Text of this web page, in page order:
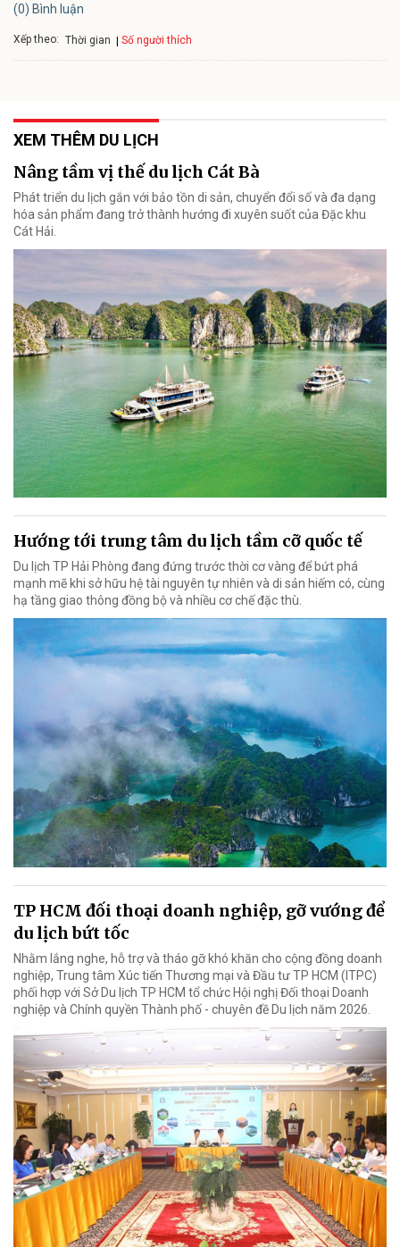
(0) Bình luận
Xếp theo: Thời gian Số người thích
XEM THÊM DU LỊCH
Nâng tầm vị thế du lịch Cát Bà
Phát triển du lịch gắn với bảo tồn di sản, chuyển đổi số và đa dạng
hóa sản phẩm đang trở thành hướng đi xuyên suốt của Đặc khu
Cát Hải.
Hướng tới trung tâm du lịch tầm cỡ quốc tế
Du lịch TP Hải Phòng đang đứng trước thời cơ vàng để bứt phá
mạnh mẽ khi sở hữu hệ tài nguyên tự nhiên và di sản hiếm có, cùng
hạ tầng giao thông đồng bộ và nhiều cơ chế đặc thù.
TP HCM đối thoại doanh nghiệp, gỡ vướng để
du lịch bứt tốc
Nhằm lắng nghe, hỗ trợ và tháo gỡ khó khăn cho cộng đồng doanh
nghiệp, Trung tâm Xúc tiến Thương mại và Đầu tư TP HCM (ITPC)
phối hợp với Sở Du lịch TP HCM tổ chức Hội nghị Đối thoại Doanh
nghiệp và Chính quyền Thành phố - chuyên đề Du lịch năm 2026.